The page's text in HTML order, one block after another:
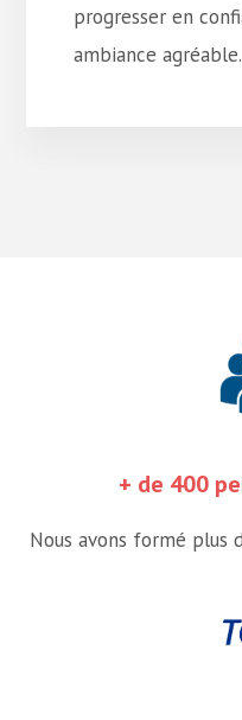
progresser en
ambiance agréable.
+ de 400
Nous avons formé plus